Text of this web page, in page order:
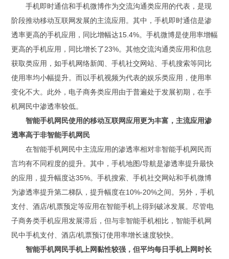
手机即时通信和手机微博作为交流沟通类应用的代表，是现
阶段推动移动互联网发展的主流应用。其中，手机即时通信是渗
透率更高的手机应用，同比增幅达15.4%。手机微博是使用率增幅
更高的手机应用，同比增长了23%。其他交流沟通类应用和信息
获取类应用，如手机网络新闻、手机社交网站、手机搜索等同比
使用率均小幅提升。而以手机视频为代表的娱乐类应用，使用率
变化不大。此外，电子商务类应用由于普遍处于发展初期，在手
机网民中渗透率较低。
智能手机网民使用的移动互联网应用更为丰富，主流应用渗
透率高于非智能手机网民
在智能手机网民中主流应用的渗透率相对非智能手机网民而
言均有不同程度的提升。其中，手机地图/导航是渗透率提升最快
的应用，提升幅度达35%。手机搜索、手机社交网站和手机微博
为渗透率提升第二梯队，提升幅度在10%-20%之间。另外，手机
支付、酒店/机票预定等应用在智能手机上得到破冰发展。尽管电
子商务类手机应用发展滞后，但与非智能手机相比，智能手机网
民中手机支付、酒店/机票预订使用率增长速度较快。
智能手机网民手机上网黏性较强，但平均每日手机上网时长